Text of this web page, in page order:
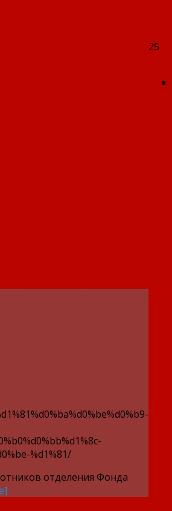
25
%d1%81/
отделения Фонда